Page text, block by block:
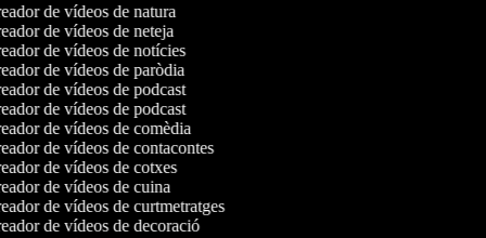
de vídeos de natura
de vídeos de neteja
de vídeos de notícies
de vídeos de paròdia
de vídeos de podcast
de vídeos de podcast
de vídeos de comèdia
de vídeos de contacontes
de vídeos de cotxes
de vídeos de cuina
de vídeos de curtmetratges
de vídeos de decoració